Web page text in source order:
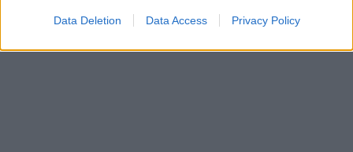
Data Deletion Data Access Privacy Policy